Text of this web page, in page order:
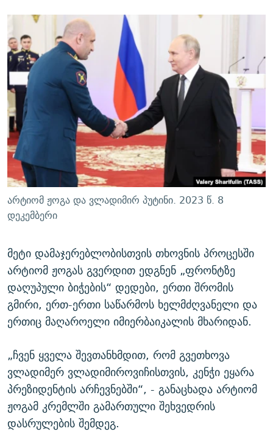
არტიომ ჟოგა და ვლადიმირ პუტინი. 2023 წ. 8
დეკემბერი
მეტი დამაჯერებლობისთვის თხოვნის პროცესში
არტიომ ჟოგას გვერდით ედგნენ „ფრონტზე
დაღუპული ბიჭების“ დედები, ერთი შრომის
გმირი, ერთ-ერთი საწარმოს ხელმძღვანელი და
ერთიც მაღაროელი იმიერბაიკალის მხარიდან.
„ჩვენ ყველა შევთანხმდით, რომ გვეთხოვა
ვლადიმერ ვლადიმიროვიჩისთვის, კენჭი ეყარა
პრეზიდენტის არჩევნებში“, - განაცხადა არტიომ
ჟოგამ კრემლში გამართული შეხვედრის
დასრულების შემდეგ.